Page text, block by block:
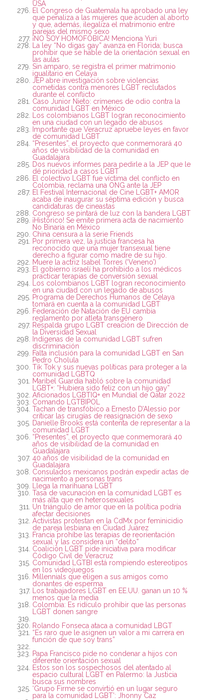
USA
El Congreso de Guatemala ha aprobado una ley
que penaliza a las mujeres que acuden al aborto
y que, además, ilegaliza el matrimonio entre
parejas del mismo sexo
¡NO SOY HOMOFÓBICA! Menciona Yuri
La ley “No digas gay” avanza en Florida; busca
prohibir que se hable de la orientación sexual en
las aulas
Sin amparo, se registra el primer matrimonio
igualitario en Celaya
JEP abre investigación sobre violencias
cometidas contra menores LGBT reclutados
durante el conflicto
Caso Junior Nieto: crímenes de odio contra la
comunidad LGBT en México
Los colombianos LGBT logran reconocimiento
en una ciudad con un legado de abusos
Importante que Veracruz apruebe leyes en favor
de comunidad LGBT
“Presentes”, el proyecto que conmemorará 40
años de visibilidad de la comunidad en
Guadalajara
Dos nuevos informes para pedirle a la JEP que le
dé prioridad a casos LGBT
El colectivo LGBT fue víctima del conflicto en
Colombia, reclama una ONG ante la JEP
El Festival Internacional de Cine LGBT+ AMOR
acaba de inaugurar su séptima edición y busca
candidaturas de cineastas
Congreso se pintará de luz con la bandera LGBT
¡Histórico! Se emite primera acta de nacimiento
No Binaria en México
China censura a la serie Friends
Por primera vez, la justicia francesa ha
reconocido que una mujer transexual tiene
derecho a figurar como madre de su hijo.
Muere la actriz Isabel Torres (‘Veneno’)
El gobierno israelí ha prohibido a los médicos
practicar terapias de conversión sexual
Los colombianos LGBT logran reconocimiento
en una ciudad con un legado de abusos
Programa de Derechos Humanos de Celaya
tomará en cuenta a la comunidad LGBT
Federación de Natación de EU cambia
reglamento por atleta transgénero
Respalda grupo LGBT creación de Dirección de
la Diversidad Sexual
Indígenas de la comunidad LGBT sufren
discriminación
Falta inclusión para la comunidad LGBT en San
Pedro Cholula
Tik Tok y sus nuevas políticas para proteger a la
comunidad LGBTQ
Maribel Guardia habló sobre la comunidad
LGBT+: “Hubiera sido feliz con un hijo gay”
Aficionados LGBTIQ+ en Mundial de Qatar 2022
Comando LGTBIPOL
Tachan de transfóbico a Ernesto D’Alessio por
criticar las cirugías de reasignación de sexo
Danielle Brooks está contenta de representar a la
comunidad LGBT
“Presentes”, el proyecto que conmemorará 40
años de visibilidad de la comunidad en
Guadalajara
40 años de visibilidad de la comunidad en
Guadalajara
Consulados mexicanos podrán expedir actas de
nacimiento a personas trans
Llega la marihuana LGBT
Tasa de vacunación en la comunidad LGBT es
más alta que en heterosexuales
Un triángulo de amor que en la política podría
afectar decisiones
Activistas protestan en la CdMx por feminicidio
de pareja lesbiana en Ciudad Juárez
Francia prohíbe las terapias de reorientación
sexual y las considera un “delito”
Coalición LGBT pide iniciativa para modificar
Código Civil de Veracruz
Comunidad LGTBI está rompiendo estereotipos
en los videojuegos
Millennials que eligen a sus amigos como
donantes de esperma
Los trabajadores LGBT en EE.UU. ganan un 10 %
menos que la media
Colombia: Es ridículo prohibir que las personas
LGBT donen sangre
Rolando Fonseca ataca a comunidad LBGT
“Es raro que le asignen un valor a mi carrera en
función de que soy trans”
Papa Francisco pide no condenar a hijos con
diferente orientación sexual
Estos son los sospechosos del atentado al
espacio cultural LGBT en Palermo: la Justicia
busca sus nombres
‘Grupo Firme se convirtió en un lugar seguro
para la comunidad LGBT’: Jhonny Caz